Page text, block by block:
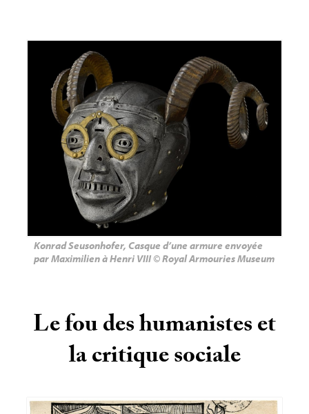
Konrad Seusonhofer, Casque d’une armure envoyée
par Maximilien à Henri VIII© Royal Armouries Museum
Le fou des humanistes et
la critique sociale